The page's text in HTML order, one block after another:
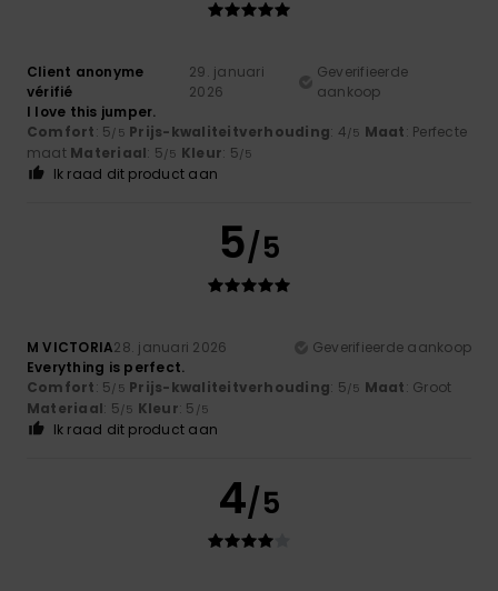
Client anonyme
vérifié
29. januari
2026
Geverifieerde
aankoop
I love this jumper.
Comfort: 5/5 Prijs-kwaliteitverhouding: 4/5 Maat: Perfecte
maat Materiaal: 5/5 Kleur: 5/5
Ik raad dit product aan
5/5
M VICTORIA28. januari 2026
Geverifieerde aankoop
Everything is perfect.
Comfort: 5/5 Prijs-kwaliteitverhouding: 5/5 Maat: Groot
Materiaal: 5/5 Kleur: 5 /5
Ik raad dit product aan
4/5